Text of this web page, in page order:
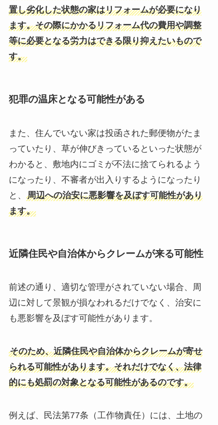
置し劣化した状態の家はリフォームが必要になり
ます。その際にかかるリフォーム代の費用や調整
等に必要となる労力はできる限り抑えたいもので
す。
犯罪の温床となる可能性がある
また、住んでいない家は投函された郵便物がたま
っていたり、草が伸びきっているといった状態が
わかると、敷地内にゴミが不法に捨てられるよう
になったり、不審者が出入りするようになったり
と、 周辺への治安に悪影響を及ぼす可能性があり
ます。
近隣住民や自治体からクレームが来る可能性
前述の通り、適切な管理がされていない場合、周
辺に対して景観が損なわれるだけでなく、治安に
も悪影響を及ぼす可能性があります。
そのため、近隣住民や自治体からクレームが寄せ
られる可能性があります。それだけでなく、法律
的にも処罰の対象となる可能性があるのです。
例えば、民法第77条（工作物責任）には、土地の